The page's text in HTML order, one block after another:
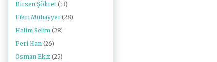
Birsen Şöhret (33)
Fikri Muhayyer (28)
Halim Selim (28)
Peri Han (26)
Osman Ekiz (25)